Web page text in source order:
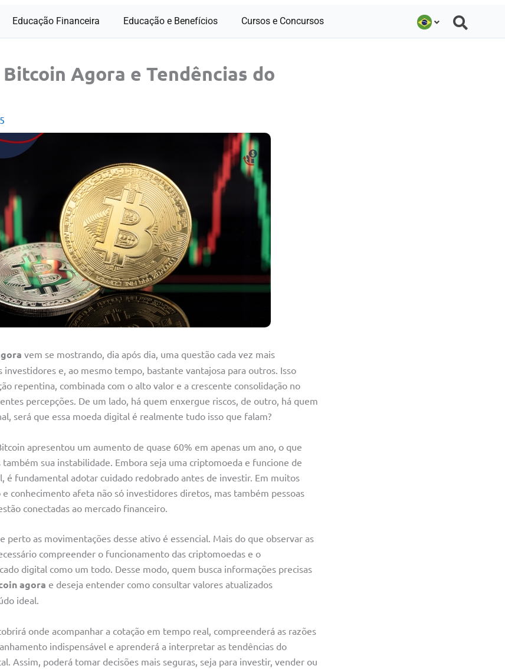
Educação Financeira Educação e Benefícios Cursos e Concursos
Agora e Tendências do
vem se mostrando, dia após dia, uma questão cada vez mais
investidores e, ao mesmo tempo, bastante vantajosa para outros. Isso
repentina, combinada com o alto valor e a crescente consolidação no
percepções. De um lado, há quem enxergue riscos, de outro, há quem
será que essa moeda digital é realmente tudo isso que falam?
apresentou um aumento de quase 60% em apenas um ano, o que
também sua instabilidade. Embora seja uma criptomoeda e funcione de
fundamental adotar cuidado redobrado antes de investir. Em muitos
e conhecimento afeta não só investidores diretos, mas também pessoas
conectadas ao mercado financeiro.
perto as movimentações desse ativo é essencial. Mais do que observar as
compreender o funcionamento das criptomoedas e o
digital como um todo. Desse modo, quem busca informações precisas
agora e deseja entender como consultar valores atualizados
ideal.
onde acompanhar a cotação em tempo real, compreenderá as razões
indispensável e aprenderá a interpretar as tendências do
Assim, poderá tomar decisões mais seguras, seja para investir, vender ou